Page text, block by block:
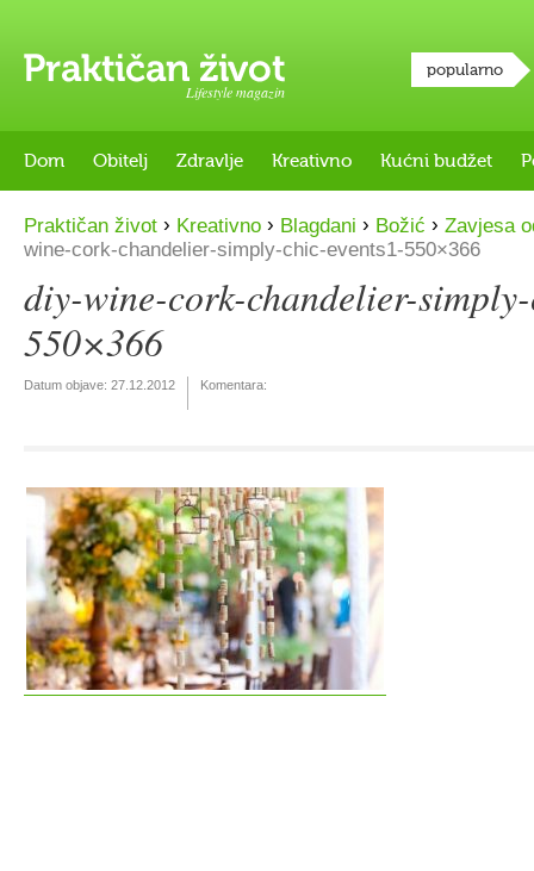
Lifestyle magazin
popularno
Dom Obitelj Zdravlje Kreativno Kućni budžet
Praktičan život › Kreativno › Blagdani › Božić › Zavjesa
wine-cork-chandelier-simply-chic-events1-550×366
diy-wine-cork-chandelier-
550×366
Datum objave: 27.12.2012 Komentara: